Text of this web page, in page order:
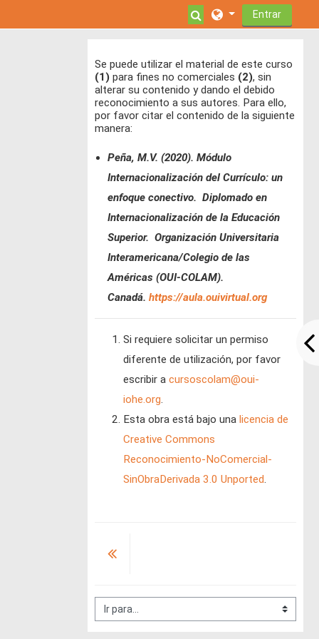
Alternar a entrada
Entrar
Se puede utilizar el material de este curso
(1)para fines no comerciales (2), sin
alterar su contenido y dando el debido
reconocimiento a sus autores. Para ello,
por favor citar el contenido de la siguiente
manera:
Peña, M.V. (2020). Módulo
Internacionalización del Currículo: un
enfoque conectivo. Diplomado en
Internacionalización de la Educación
Superior. Organización Universitaria
Interamericana/Colegio de las
Américas (OUI-COLAM).
Canadá.https://aula.ouivirtual.org
Si requiere solicitar un permiso
diferente de utilización, por favor
escribir acursoscolam@oui-
iohe.org.
Esta obra está bajo una licencia de
Creative Commons
Reconocimiento-NoComercial-
SinObraDerivada 3.0 Unported.
Ir para...